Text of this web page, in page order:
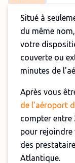
Situé à
du même
votre
couverte ou
minutes de
Après vous
de l'aéroport
compter entre
pour rejoindre
des
Atlantique.